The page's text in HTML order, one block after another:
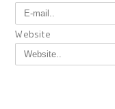
Website